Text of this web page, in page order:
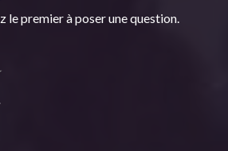
le premier à poser une question.